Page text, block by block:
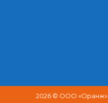
2026 © ООО «Оранж»